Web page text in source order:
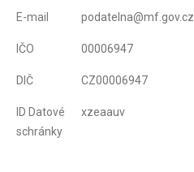
E-mail podatelna@mf.gov.cz
IČO 00006947
DIČ CZ00006947
ID Datové
schránky
xzeaauv